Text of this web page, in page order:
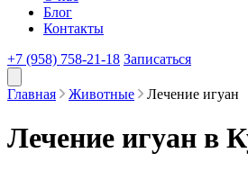
Блог
Контакты
+7 (958) 758-21-18 Записаться
Главная Животные Лечение игуан
Лечение игуан в